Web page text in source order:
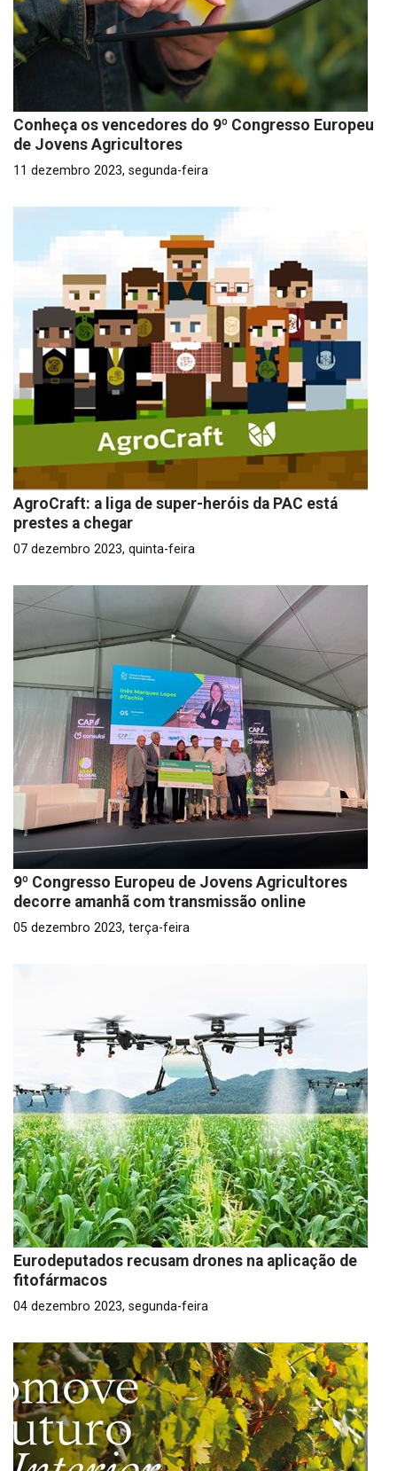
Conheça os vencedores do 9º Congresso Europeu
de Jovens Agricultores
11 dezembro 2023, segunda-feira
AgroCraft: a liga de super-heróis da PAC está
prestes a chegar
07 dezembro 2023, quinta-feira
9º Congresso Europeu de Jovens Agricultores
decorre amanhã com transmissão online
05 dezembro 2023, terça-feira
Eurodeputados recusam drones na aplicação de
fitofármacos
04 dezembro 2023, segunda-feira